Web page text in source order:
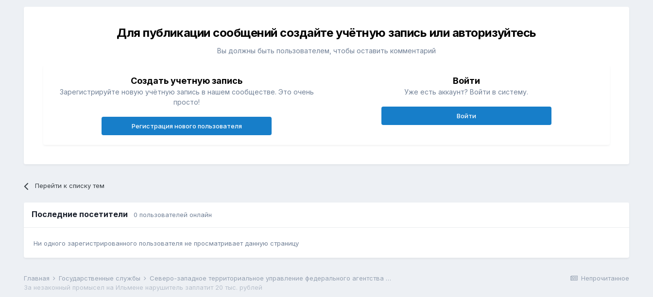
Для публикации сообщений создайте учётную запись или авторизуйтесь
Вы должны быть пользователем, чтобы оставить комментарий
Создать учетную запись
Зарегистрируйте новую учётную запись в нашем сообществе. Это очень
просто!
Регистрация нового пользователя
Войти
Уже есть аккаунт? Войти в систему.
Войти
Перейти к списку тем
Последние посетители 0 пользователей онлайн
Ни одного зарегистрированного пользователя не просматривает данную страницу
Непрочитанное
Главная Государственные службы
Cеверо-западное территориальное управление федерального агентства по рыболовству
За незаконный промысел на Ильмене нарушитель заплатит 20 тыс. рублей